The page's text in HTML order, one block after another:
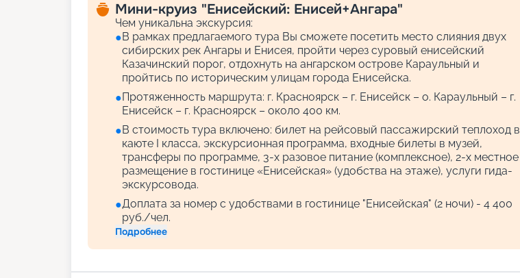
Мини-круиз "Енисейский: Енисей+Ангара"
Чем уникальна экскурсия:
●В рамках предлагаемого тура Вы сможете посетить место слияния двух
сибирских рек Ангары и Енисея, пройти через суровый енисейский
Казачинский порог, отдохнуть на ангарском острове Караульный и
пройтись по историческим улицам города Енисейска.
●Протяженность маршрута: г. Красноярск – г. Енисейск – о. Караульный – г.
Енисейск – г. Красноярск – около 400 км.
●В стоимость тура включено: билет на рейсовый пассажирский теплоход в
каюте I класса, экскурсионная программа, входные билеты в музей,
трансферы по программе, 3-х разовое питание (комплексное), 2-х местное
размещение в гостинице «Енисейская» (удобства на этаже), услуги гида-
экскурсовода.
●Доплата за номер с удобствами в гостинице "Енисейская" (2 ночи) - 4 400
руб./чел.
Подробнее